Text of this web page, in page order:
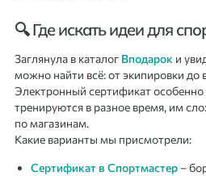
🔍 Где искать идеи для
Заглянула в каталог Вподарок и
можно найти всё: от экипировки до
Электронный сертификат
тренируются в разное время, им
по магазинам.
Какие варианты мы присмотрели:
Сертификат в Спортмастер –